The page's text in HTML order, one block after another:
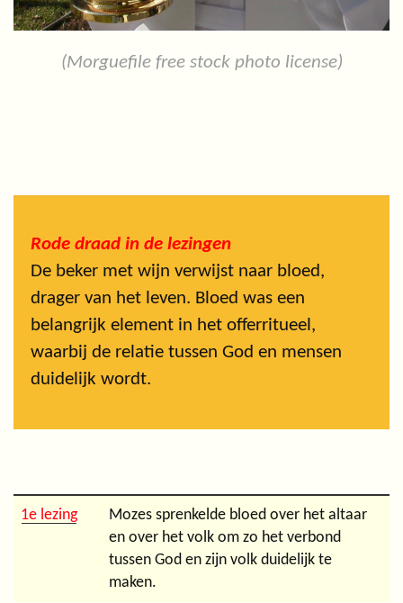
(Morguefile free stock photo license)
Rode draad in de lezingen
De beker met wijn verwijst naar bloed,
drager van het leven. Bloed was een
belangrijk element in het offerritueel,
waarbij de relatie tussen God en mensen
duidelijk wordt.
1e lezing
Mozes sprenkelde bloed over het altaar
en over het volk om zo het verbond
tussen God en zijn volk duidelijk te
maken.